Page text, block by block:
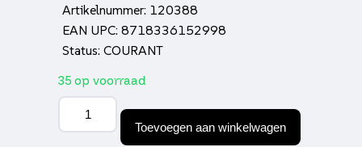
Artikelnummer: 120388
EAN UPC: 8718336152998
Status: COURANT
35 op voorraad
Bougie
BR9ES
Toevoegen aan winkelwagen